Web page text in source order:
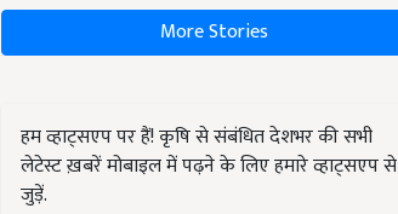
More Stories
हम व्हाट्सएप पर हैं! कृषि से संबंधित देशभर की सभी
लेटेस्ट ख़बरें मोबाइल में पढ़ने के लिए हमारे व्हाट्सएप से
जुड़ें.